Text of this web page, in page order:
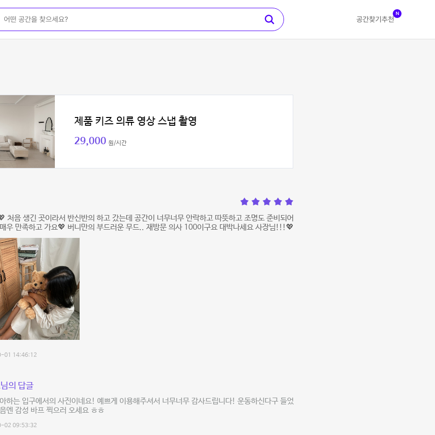
공간찾기 추천
N
제품 키즈 의류 영상 스냅 촬영
29,000 원/시간
처음 생긴 곳이라서 반신반의 하고 갔는데 공간이 너무너무 안락하고 따뜻하고 조명도 준비되어
우 만족하고 가요💖 버니만의 부드러운 무드.. 재방문 의사 100이구요 대박나세요 사장님!!!💖
01 14:46:12
의 답글
하는 입구에서의 사진이네요! 예쁘게 이용해주셔서 너무너무 감사드립니다! 운동하신다구 들었
엔 감성 바프 찍으러 오세요 ㅎㅎ
02 09:53:32